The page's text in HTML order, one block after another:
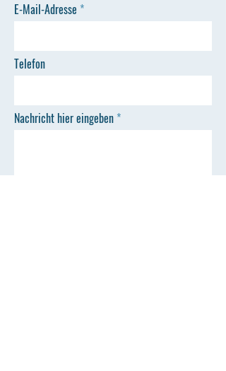
E-Mail-Adresse
Telefon
Nachricht hier eingeben